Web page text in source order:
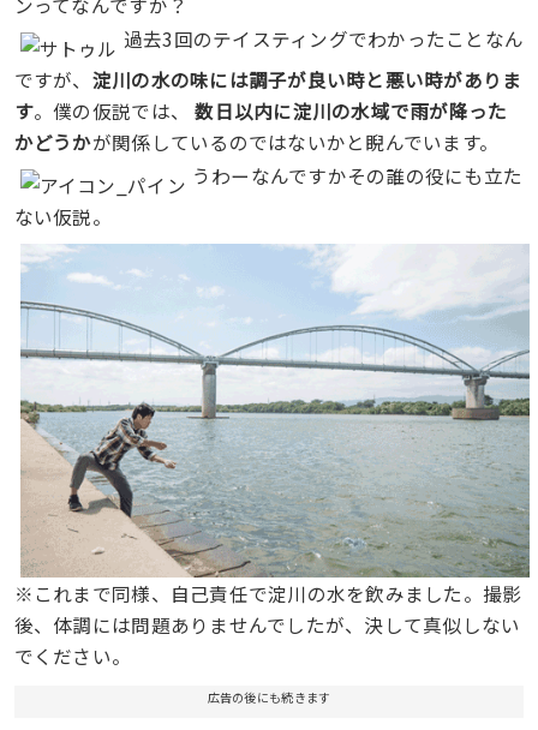
過去3回のテイスティングでわかったことなん
ですが、 淀川の水の味には調子が良い時と悪い時がありま
す。僕の仮説では、数日以内に淀川の水域で雨が降った
かどうかが関係しているのではないかと睨んでいます。
うわーなんですかその誰の役にも立た
ない仮説。
※これまで同様、自己責任で淀川の水を飲みました。撮影
後、体調には問題ありませんでしたが、決して真似しない
でください。
広告の後にも続きます